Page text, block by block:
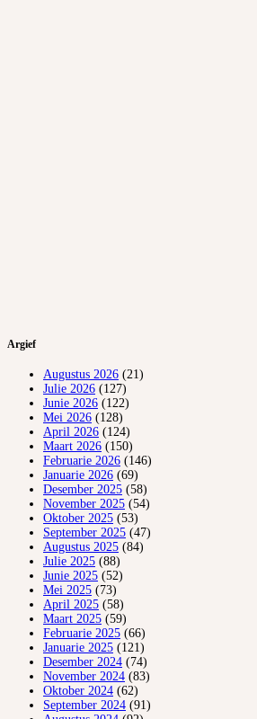
Argief
Augustus 2026 (21)
Julie 2026 (127)
Junie 2026 (122)
Mei 2026 (128)
April 2026 (124)
Maart 2026 (150)
Februarie 2026 (146)
Januarie 2026 (69)
Desember 2025 (58)
November 2025 (54)
Oktober 2025 (53)
September 2025 (47)
Augustus 2025 (84)
Julie 2025 (88)
Junie 2025 (52)
Mei 2025 (73)
April 2025 (58)
Maart 2025 (59)
Februarie 2025 (66)
Januarie 2025 (121)
Desember 2024 (74)
November 2024 (83)
Oktober 2024 (62)
September 2024 (91)